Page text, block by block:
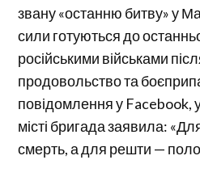
звану «останню битву» у
сили готуються до
російськими військами
продовольство та
повідомлення у Facebook,
місті бригада заявила:
смерть, а для решти —